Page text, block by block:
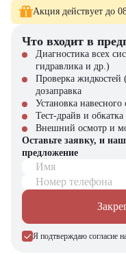
Тягач Howo A7
компании «ЦТО» –
Новые автомобили с
Гибкие условия лизинга
Сервисное
Howo A7 6×4 – мощность
Акция действует до
Что входит в
Диагностика всех
гидравлика и др.)
Проверка
дозаправка
Установка навесного
Тест-драйв и
Внешний осмотр и
Оставьте заявку, и
предложение
Имя
Номер телефона
Я подтверждаю согласие